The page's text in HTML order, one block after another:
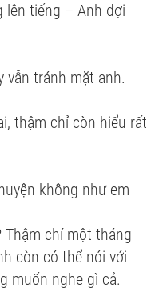
lên tiếng – Anh đợi
vẫn tránh mặt anh.
thậm chỉ còn hiểu rất
không như em
Thậm chí một tháng
còn có thể nói với
muốn nghe gì cả.